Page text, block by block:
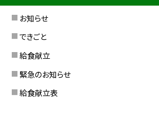
お知らせ
できごと
給食献立
緊急のお知らせ
給食献立表